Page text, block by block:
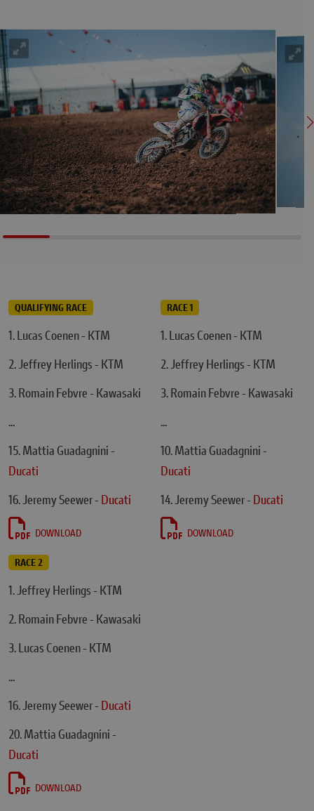
QUALIFYING RACE
1. Lucas Coenen - KTM
2. Jeffrey Herlings - KTM
3. Romain Febvre - Kawasaki
...
15. Mattia Guadagnini -
Ducati
16. Jeremy Seewer -Ducati
DOWNLOAD
RACE 1
1. Lucas Coenen - KTM
2. Jeffrey Herlings - KTM
3. Romain Febvre - Kawasaki
...
10. Mattia Guadagnini -
Ducati
14. Jeremy Seewer -Ducati
DOWNLOAD
RACE 2
1. Jeffrey Herlings - KTM
2. Romain Febvre - Kawasaki
3. Lucas Coenen - KTM
...
16. Jeremy Seewer -Ducati
20. Mattia Guadagnini -
Ducati
DOWNLOAD